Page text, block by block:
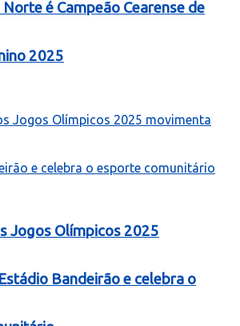
é Campeão Cearense de
2025
Jogos Olímpicos 2025
Bandeirão e celebra o